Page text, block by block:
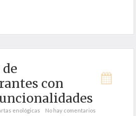
con
enológicas No hay comentarios